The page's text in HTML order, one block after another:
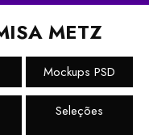
METZ
Mockups PSD
Seleções